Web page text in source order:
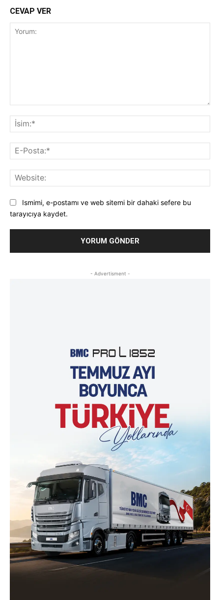
CEVAP VER
Ismimi, e-postamı ve web sitemi bir dahaki sefere bu
tarayıcıya kaydet.
- Advertisment -